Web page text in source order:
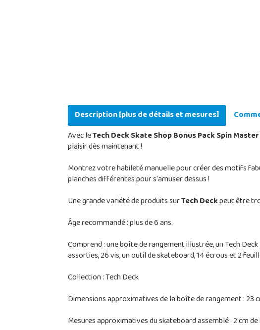
Description [plus de détails et mesures]
Avec leTech Deck Skate Shop Bonus Pack Spin
plaisir dès maintenant !
Montrez votre habileté manuelle pour créer des motifs
planches différentes pour s'amuser dessus !
Une grande variété de produits surTech Deckpeut être
Âge recommandé : plus de 6 ans.
Comprend : une boîte de rangement illustrée, un Tech
assorties, 26 vis, un outil de skateboard, 14 écrous et 2
Collection : Tech Deck
Dimensions approximatives de la boîte de rangement : 23
Mesures approximatives du skateboard assemblé : 2 cm